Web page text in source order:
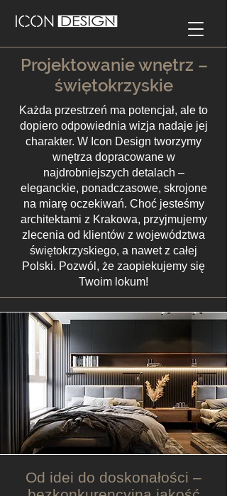
Projektowanie wnętrz –
świętokrzyskie
Każda przestrzeń ma potencjał, ale to
dopiero odpowiednia wizja nadaje jej
charakter. W Icon Design tworzymy
wnętrza dopracowane w
najdrobniejszych detalach –
eleganckie, ponadczasowe, skrojone
na miarę oczekiwań. Choć jesteśmy
architektami z Krakowa, przyjmujemy
zlecenia od klientów z województwa
świętokrzyskiego, a nawet z całej
Polski. Pozwól, że zaopiekujemy się
Twoim lokum!
Od idei do doskonałości –